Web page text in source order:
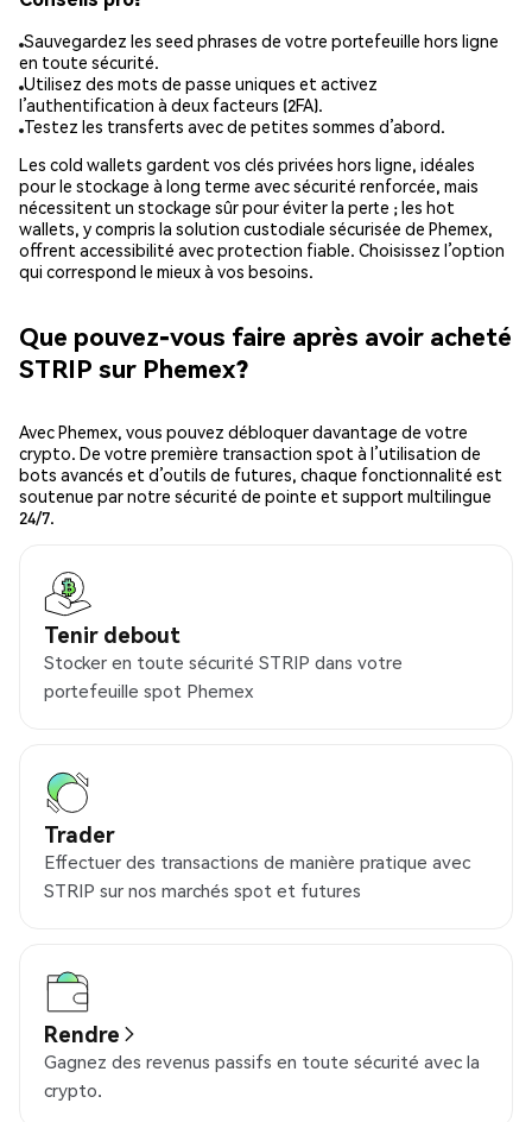
Sauvegardez les seed phrases de votre portefeuille hors ligne
en toute sécurité.
Utilisez des mots de passe uniques et activez
l’authentification à deux facteurs (2FA).
Testez les transferts avec de petites sommes d’abord.
Les cold wallets gardent vos clés privées hors ligne, idéales
pour le stockage à long terme avec sécurité renforcée, mais
nécessitent un stockage sûr pour éviter la perte ; les hot
wallets, y compris la solution custodiale sécurisée de Phemex,
offrent accessibilité avec protection fiable. Choisissez l’option
qui correspond le mieux à vos besoins.
Que pouvez-vous faire après avoir acheté
STRIP sur Phemex?
Avec Phemex, vous pouvez débloquer davantage de votre
crypto. De votre première transaction spot à l’utilisation de
bots avancés et d’outils de futures, chaque fonctionnalité est
soutenue par notre sécurité de pointe et support multilingue
24/7.
Tenir debout
Stocker en toute sécurité STRIP dans votre
portefeuille spot Phemex
Trader
Effectuer des transactions de manière pratique avec
STRIP sur nos marchés spot et futures
Rendre
Gagnez des revenus passifs en toute sécurité avec la
crypto.